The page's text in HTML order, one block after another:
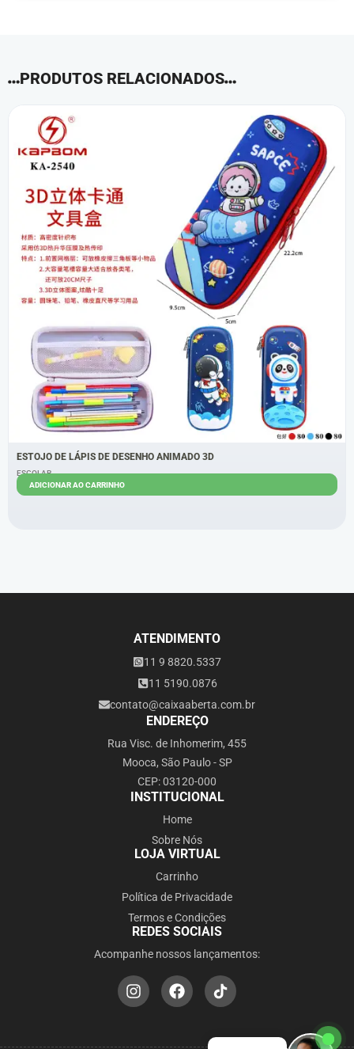
PRODUTOS RELACIONADOS
ESTOJO DE LÁPIS DE DESENHO ANIMADO 3D
ESCOLAR
ADICIONAR AO CARRINHO
ATENDIMENTO
11 9 8820.5337
11 5190.0876
contato@caixaaberta.com.br
ENDEREÇO
Rua Visc. de Inhomerim, 455
Mooca, São Paulo - SP
CEP: 03120-000
INSTITUCIONAL
Home
Sobre Nós
LOJA VIRTUAL
Carrinho
Política de Privacidade
Termos e Condições
REDES SOCIAIS
Acompanhe nossos lançamentos: